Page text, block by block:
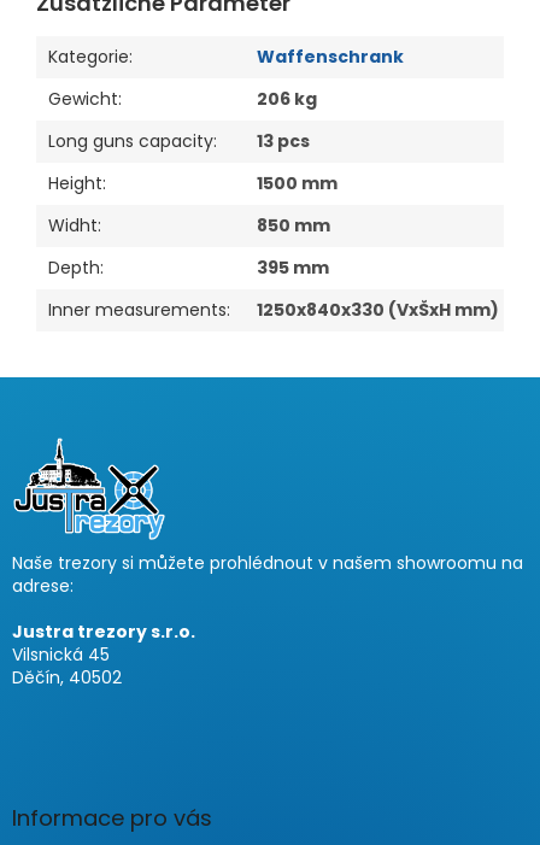
Kategorie:
Waffenschrank
Gewicht:
206 kg
Long guns capacity:
13 pcs
Height:
1500 mm
Widht:
850 mm
Depth:
395 mm
Inner measurements: 1250x840x330 (VxŠxH mm)
e
Naše trezory si můžete prohlédnout v našem showroomu na
adrese:
Justra trezory s.r.o.
Vilsnická 45
Děčín, 40502
Informace pro vás